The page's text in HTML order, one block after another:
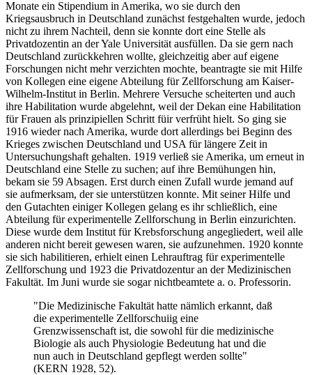
Monate ein Stipendium in Amerika, wo sie durch den
Kriegsausbruch in Deutschland zunächst festgehalten wurde, jedoch
nicht zu ihrem Nachteil, denn sie konnte dort eine Stelle als
Privatdozentin an der Yale Universität ausfüllen. Da sie gern nach
Deutschland zurückkehren wollte, gleichzeitig aber auf eigene
Forschungen nicht mehr verzichten mochte, beantragte sie mit Hilfe
von Kollegen eine eigene Abteilung für Zellforschung am Kaiser-
Wilhelm-Institut in Berlin. Mehrere Versuche scheiterten und auch
ihre Habilitation wurde abgelehnt, weil der Dekan eine Habilitation
für Frauen als prinzipiellen Schritt füir verfrüht hielt. So ging sie
1916 wieder nach Amerika, wurde dort allerdings bei Beginn des
Krieges zwischen Deutschland und USA für längere Zeit in
Untersuchungshaft gehalten. 1919 verließ sie Amerika, um erneut in
Deutschland eine Stelle zu suchen; auf ihre Bemühungen hin,
bekam sie 59 Absagen. Erst durch einen Zufall wurde jemand auf
sie aufmerksam, der sie unterstützen konnte. Mit seiner Hilfe und
den Gutachten einiger Kollegen gelang es ihr schließlich, eine
Abteilung für experimentelle Zellforschung in Berlin einzurichten.
Diese wurde dem Institut für Krebsforschung angegliedert, weil alle
anderen nicht bereit gewesen waren, sie aufzunehmen. 1920 konnte
sie sich habilitieren, erhielt einen Lehrauftrag für experimentelle
Zellforschung und 1923 die Privatdozentur an der Medizinischen
Fakultät. Im Juni wurde sie sogar nichtbeamtete a. o. Professorin.
"Die Medizinische Fakultät hatte nämlich erkannt, daß
die experimentelle Zellforschuiig eine
Grenzwissenschaft ist, die sowohl für die medizinische
Biologie als auch Physiologie Bedeutung hat und die
nun auch in Deutschland gepflegt werden sollte"
(KERN 1928, 52).